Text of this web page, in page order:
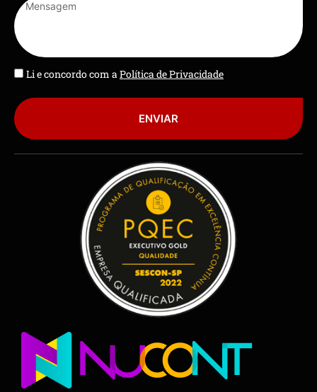
Li e concordo com aPolítica de Privacidade
ENVIAR